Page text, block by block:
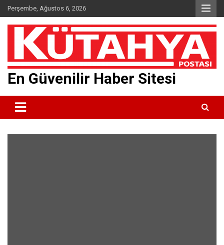
Skip
to
content
Perşembe, Ağustos 6, 2026
En Güvenilir Haber Sitesi